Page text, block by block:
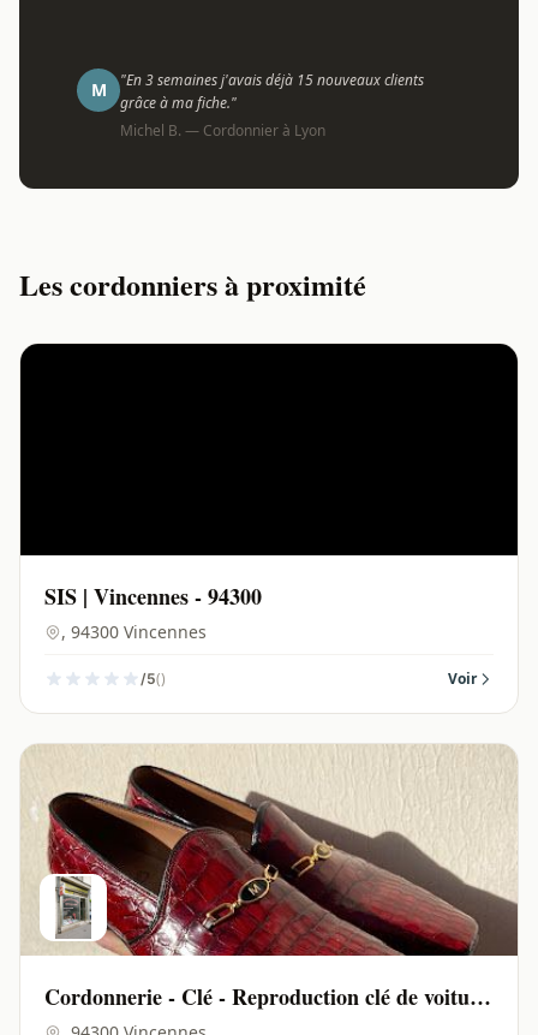
M
"En 3 semaines j'avais déjà 15 nouveaux clients
grâce à ma fiche."
Michel B. — Cordonnier à Lyon
Les cordonniers à proximité
SIS | Vincennes - 94300
, 94300 Vincennes
/5() Voir
Cordonnerie - Clé - Reproduction clé de voiture